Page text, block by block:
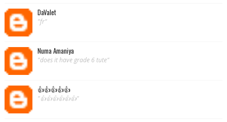
DaValet
"fr"
Numa Amaniya
"does it have grade 6 tute"
👍👍👍👍👍
"👍👍👍👍👍👍"